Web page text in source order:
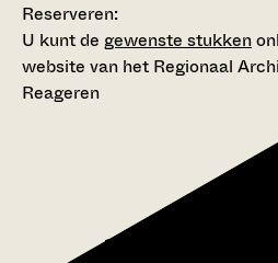
Reserveren:
U kunt de gewenste stukken
website van het Regionaal
Reageren